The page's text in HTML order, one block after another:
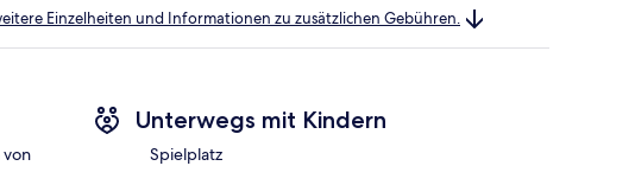
Einzelheiten und Informationen zu zusätzlichen Gebühren.
Unterwegs mit Kindern
Spielplatz